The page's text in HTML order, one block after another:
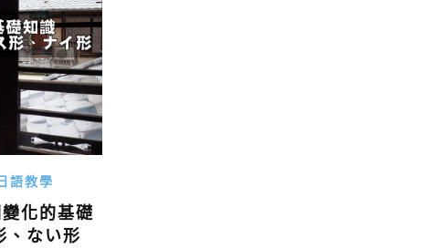
語教學
化的基礎
、ない形